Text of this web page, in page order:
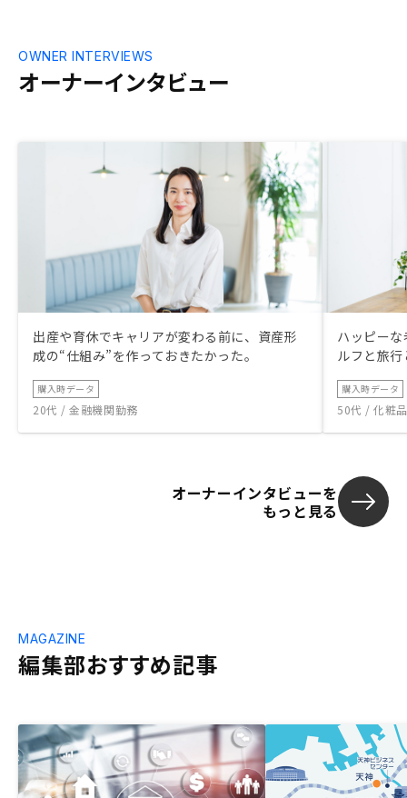
オーナーインタビュー
OWNER INTERVIEWS
出産や育休でキャリアが変わる前に、資産形
成の“仕組み”を作っておきたかった。
購入時データ
20代 / 金融機関勤務
ハッピー
ルフと旅
購入時データ
50代 / 化粧
オーナーインタビューを
もっと見る
編集部おすすめ記事
MAGAZINE